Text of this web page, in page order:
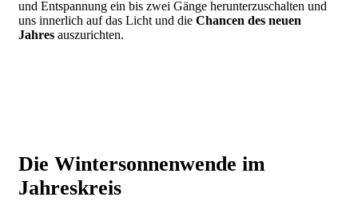
und Entspannung ein bis zwei Gänge herunterzuschalten und
uns innerlich auf das Licht und die Chancen des neuen
Jahres auszurichten.
Die Wintersonnenwende im
Jahreskreis